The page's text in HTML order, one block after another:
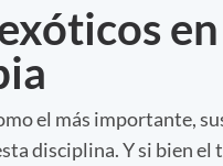
en
el más importante,
disciplina. Y si bien el